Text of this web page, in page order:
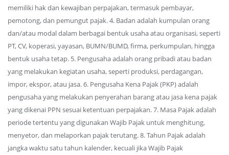
memiliki hak dan kewajiban perpajakan, termasuk pembayar,
pemotong, dan pemungut pajak. 4. Badan adalah kumpulan orang
dan/atau modal dalam berbagai bentuk usaha atau organisasi, seperti
PT, CV, koperasi, yayasan, BUMN/BUMD, firma, perkumpulan, hingga
bentuk usaha tetap. 5. Pengusaha adalah orang pribadi atau badan
yang melakukan kegiatan usaha, seperti produksi, perdagangan,
impor, ekspor, atau jasa. 6. Pengusaha Kena Pajak (PKP) adalah
pengusaha yang melakukan penyerahan barang atau jasa kena pajak
yang dikenai PPN sesuai ketentuan perpajakan. 7. Masa Pajak adalah
periode tertentu yang digunakan Wajib Pajak untuk menghitung,
menyetor, dan melaporkan pajak terutang. 8. Tahun Pajak adalah
jangka waktu satu tahun kalender, kecuali jika Wajib Pajak